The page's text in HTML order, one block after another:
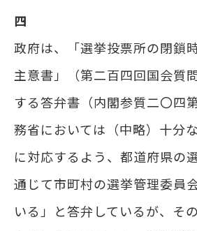
四
政府は、「選挙投票所の閉鎖
主意書」（第二百四回国会質
する答弁書（内閣参質二〇四
務省においては（中略）十分
に対応するよう、都道府県の
通じて市町村の選挙管理委員
いる」と答弁しているが、そ